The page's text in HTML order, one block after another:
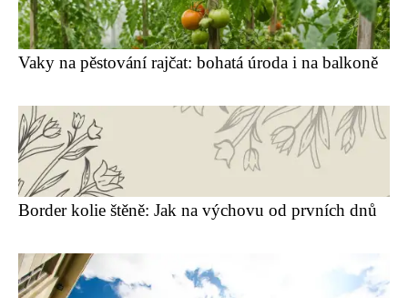
Vaky na pěstování rajčat: bohatá úroda i na balkoně
Border kolie štěně: Jak na výchovu od prvních dnů